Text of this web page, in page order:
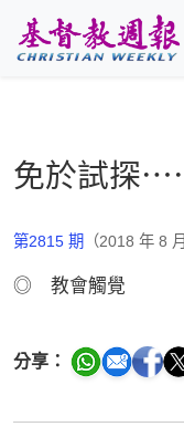
免於試探
第2815 期 （2018 年 8
◎ 教會觸覺
分享：